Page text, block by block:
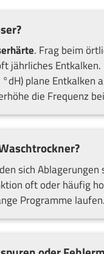
. Frag beim
jährliches
plane Entkalken
die Frequenz
sich
oft oder häufig
Programme laufen.